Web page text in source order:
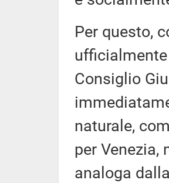
Per questo,
ufficialmente
Consiglio
naturale,
per Venezia,
analoga